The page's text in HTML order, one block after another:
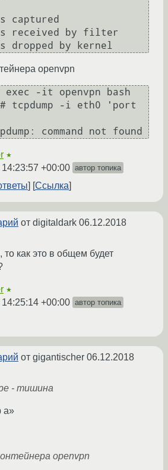
captured
received by filter
openvpn
exec -it openvpn bash
tcpdump -i eth0 'port
★
+00:00 автор топика
Ссылка
от digitaldark 06.12.2018
то как это в общем будет
★
+00:00 автор топика
от gigantischer 06.12.2018
- тишина
a»
openvpn